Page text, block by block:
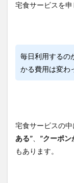
宅食サービスを申
毎日利用するの
かる費用は変わ
宅食サービスの中
ある”
”クーポン
もあります。